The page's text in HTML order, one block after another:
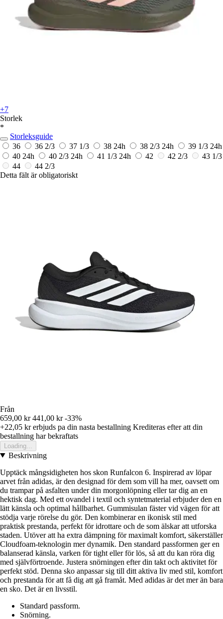
+7
Storlek
*
Storleksguide
36
36 2/3 37 1/3 38 24h 38 2/3 24h 39 1/3 24h
40 24h 40 2/3 24h 41 1/3 24h 42 42 2/3
43 1/3
44
44 2/3
Detta fält är obligatoriskt
Från
659,00 kr 441,00 kr -33%
+22,05 krerbjuds pa din nasta bestallning Krediteras efter att din
bestallning har bekraftats
Loading...
Beskrivning
Upptäck mångsidigheten hos skon Runfalcon 6. Inspirerad av löpar
arvet från adidas, är den designad för dem som vill ha mer, oavsett om
du trampar på asfalten under din morgonlöpning eller tar dig an en
hektisk dag. Med ett ovandel i textil och syntetmaterial erbjuder den en
lätt känsla och optimal hållbarhet. Gummisulan fäster vid vägen för att
stödja varje rörelse du gör. Den kombinerar en ikonisk stil med
praktisk prestanda, perfekt för idrottare och de som älskar att utforska
staden. Utöver att ha extra dämpning för maximalt komfort, säkerställer
Cloudfoam-teknologin mer dynamik. Den standard passformen ger en
balanserad känsla, varken för tight eller för lös, så att du kan röra dig
med självförtroende. Justera snörningen efter din takt och aktivitet för
perfekt stöd. Denna sko anpassar sig till ditt aktiva liv med stil, komfort
och prestanda för att få dig att gå framåt. Med adidas är det mer än bara
en sko. Det är en livsstil.
Standard passform.
Snörning.